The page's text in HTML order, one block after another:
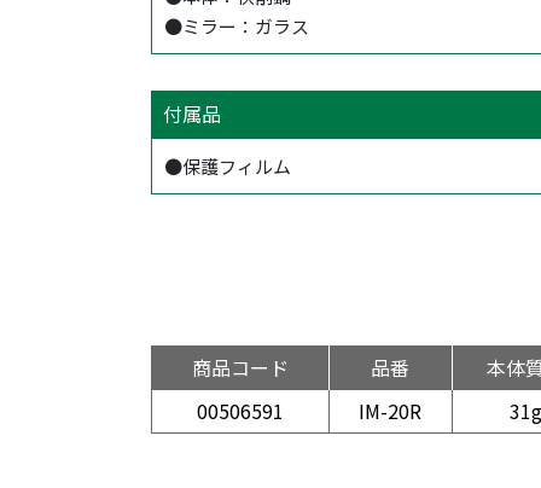
●ミラー：ガラス
付属品
●保護フィルム
商品コード 品番
本体
00506591
IM-20R 31g